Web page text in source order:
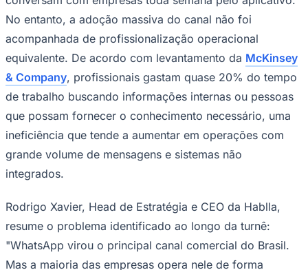
No entanto, a adoção massiva do canal não foi
acompanhada de profissionalização operacional
equivalente. De acordo com levantamento da McKinsey
& Company, profissionais gastam quase 20% do tempo
de trabalho buscando informações internas ou pessoas
que possam fornecer o conhecimento necessário, uma
ineficiência que tende a aumentar em operações com
grande volume de mensagens e sistemas não
integrados.
Rodrigo Xavier, Head de Estratégia e CEO da Hablla,
resume o problema identificado ao longo da turnê:
"WhatsApp virou o principal canal comercial do Brasil.
Mas a maioria das empresas opera nele de forma